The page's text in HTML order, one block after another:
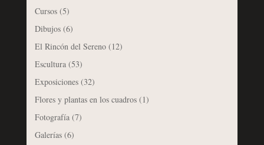
Cursos(5)
Dibujos(6)
El Rincón del Sereno(12)
Escultura(53)
Exposiciones(32)
Flores y plantas en los cuadros(1)
Fotografía(7)
Galerías(6)